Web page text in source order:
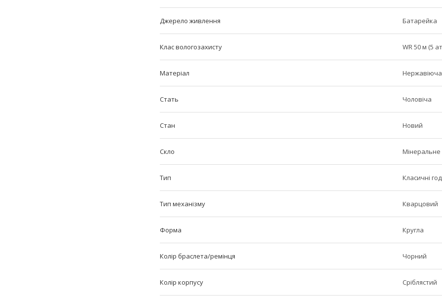
Джерело живлення Батарейка
Клас вологозахисту WR 50 м (5
Матеріал Нержавіюча
Стать Чоловіча
Стан Новий
Скло Мінеральне
Тип Класичні
Тип механізму Кварцовий
Форма Кругла
Колір браслета/ремінця Чорний
Колір корпусу Сріблястий